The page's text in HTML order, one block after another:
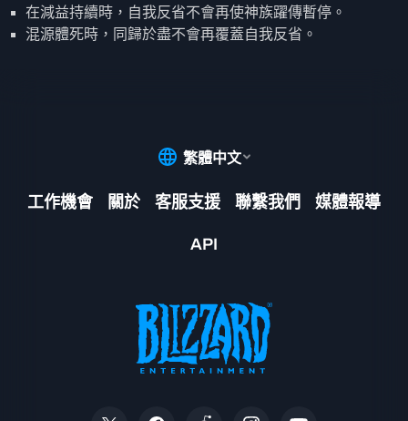
在減益持續時，自我反省不會再使神族躍傳暫停。
混源體死時，同歸於盡不會再覆蓋自我反省。